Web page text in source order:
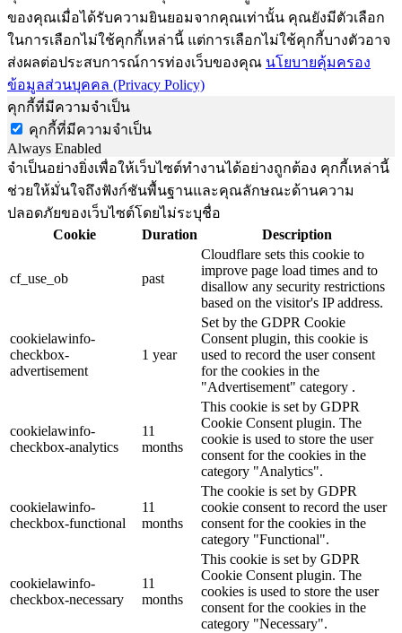
ของคุณเมื่อได้รับความยินยอมจากคุณเท่านั้น คุณยังมีตัวเลือก
ในการเลือกไม่ใช้คุกกี้เหล่านี้ แต่การเลือกไม่ใช้คุกกี้บางตัวอาจ
ส่งผลต่อประสบการณ์การท่องเว็บของคุณ นโยบายคุ้มครอง
ข้อมูลส่วนบุคคล (Privacy Policy)
คุกกี้ที่มีความจำเป็น
คุกกี้ที่มีความจำเป็น
Always Enabled
จำเป็นอย่างยิ่งเพื่อให้เว็บไซต์ทำงานได้อย่างถูกต้อง คุกกี้เหล่านี้
ช่วยให้มั่นใจถึงฟังก์ชันพื้นฐานและคุณลักษณะด้านความ
ปลอดภัยของเว็บไซต์โดยไม่ระบุชื่อ
Cookie
Duration Description
cf_use_ob past
Cloudflare sets this cookie to
improve page load times and to
disallow any security restrictions
based on the visitor's IP address.
cookielawinfo-
checkbox-
advertisement
1 year
Set by the GDPR Cookie
Consent plugin, this cookie is
used to record the user consent
for the cookies in the
"Advertisement" category .
cookielawinfo-
checkbox-analytics
11
months
This cookie is set by GDPR
Cookie Consent plugin. The
cookie is used to store the user
consent for the cookies in the
category "Analytics".
cookielawinfo-
checkbox-functional
11
months
The cookie is set by GDPR
cookie consent to record the user
consent for the cookies in the
category "Functional".
cookielawinfo-
checkbox-necessary
11
months
This cookie is set by GDPR
Cookie Consent plugin. The
cookies is used to store the user
consent for the cookies in the
category "Necessary".